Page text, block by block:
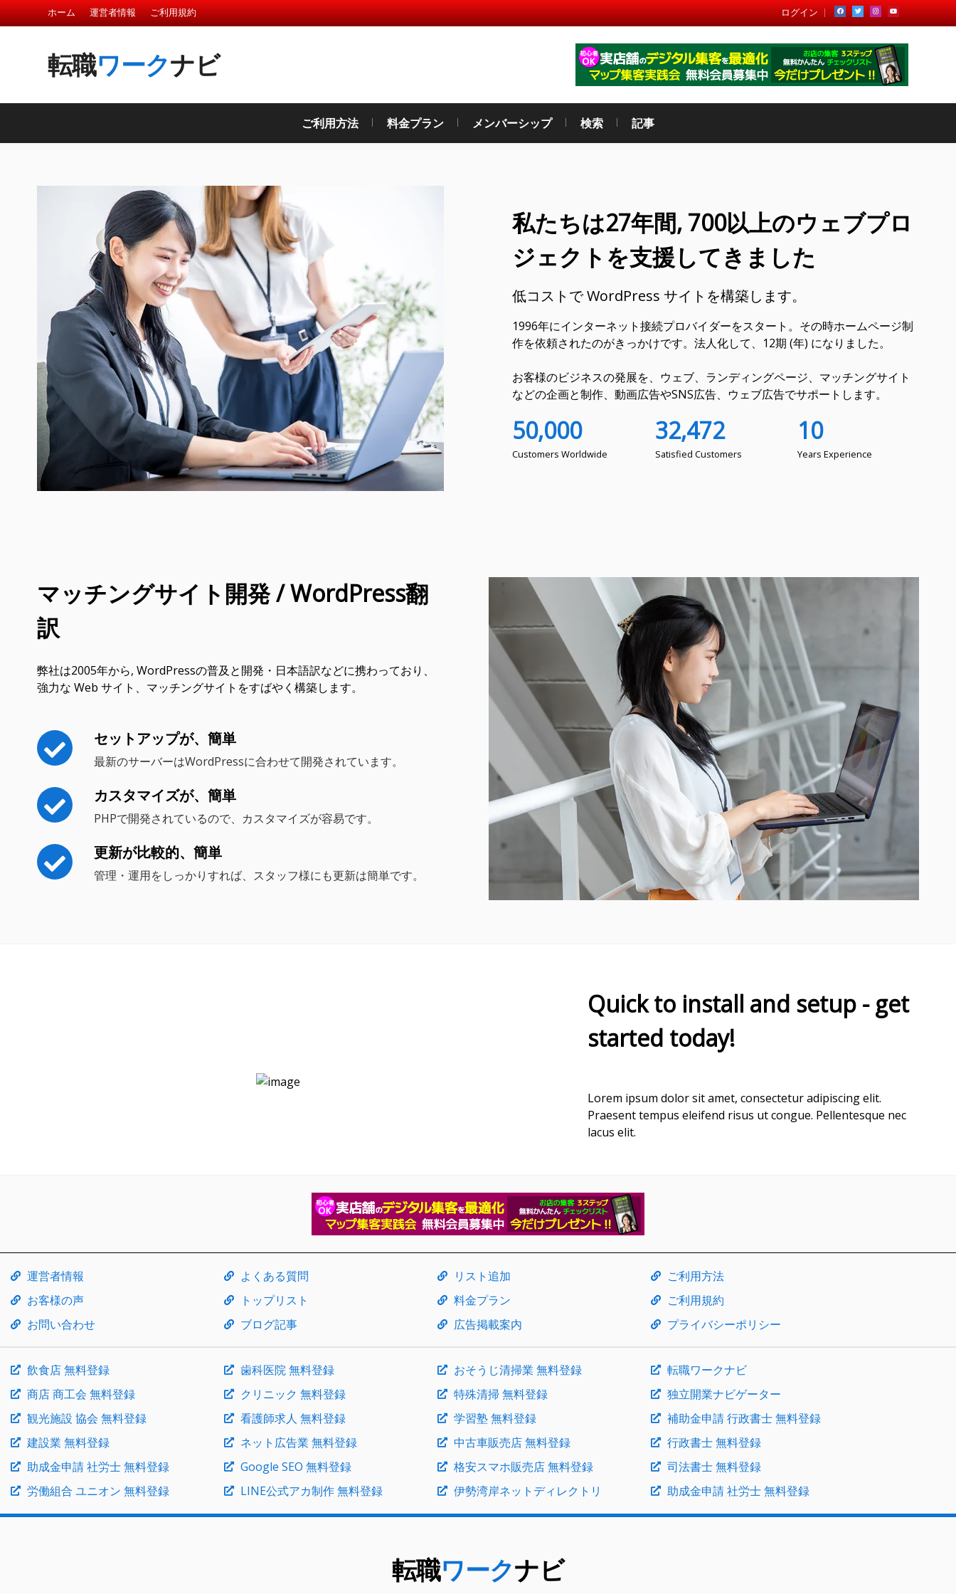
ホーム 運営者情報 ご利用規約 ログイン
転職ワークナビ
ご利用方法 料金プラン メンバーシップ 検索 記事
私たちは27年間, 700以上のウェブプロ
ジェクトを支援してきました
低コストで WordPress サイトを構築します。
1996年にインターネット接続プロバイダーをスタート。その時ホームページ制
作を依頼されたのがきっかけです。法人化して、12期 (年) になりました。
お客様のビジネスの発展を、ウェブ、ランディングページ、マッチングサイト
などの企画と制作、動画広告やSNS広告、ウェブ広告でサポートします。
50,000
Customers Worldwide
32,472
Satisfied Customers
10
Years Experience
マッチングサイト開発 / WordPress翻
訳
弊社は2005年から, WordPressの普及と開発・日本語訳などに携わっており、
強力な Web サイト、マッチングサイトをすばやく構築します。
セットアップが、簡単
最新のサーバーはWordPressに合わせて開発されています。
カスタマイズが、簡単
PHPで開発されているので、カスタマイズが容易です。
更新が比較的、簡単
管理・運用をしっかりすれば、スタッフ様にも更新は簡単です。
Quick to install and setup - get
started today!
Lorem ipsum dolor sit amet, consectetur adipiscing elit.
Praesent tempus eleifend risus ut congue. Pellentesque nec
lacus elit.
運営者情報
お客様の声
お問い合わせ
よくある質問
トップリスト
ブログ記事
リスト追加
料金プラン
広告掲載案内
ご利用方法
ご利用規約
プライバシーポリシー
飲食店 無料登録
商店 商工会 無料登録
観光施設 協会 無料登録
建設業 無料登録
助成金申請 社労士 無料登録
労働組合 ユニオン 無料登録
歯科医院 無料登録
クリニック 無料登録
看護師求人 無料登録
ネット広告業 無料登録
Google SEO 無料登録
LINE公式アカ制作 無料登録
おそうじ清掃業 無料登録
特殊清掃 無料登録
学習塾 無料登録
中古車販売店 無料登録
格安スマホ販売店 無料登録
伊勢湾岸ネットディレクトリ
転職ワークナビ
独立開業ナビゲーター
補助金申請 行政書士 無料登録
行政書士 無料登録
司法書士 無料登録
助成金申請 社労士 無料登録
転職ワークナビ